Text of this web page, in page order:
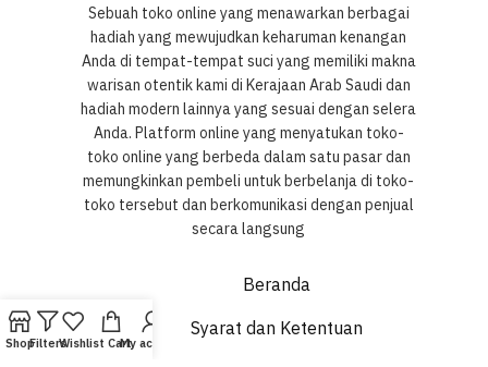
Sebuah toko online yang menawarkan berbagai
hadiah yang mewujudkan keharuman kenangan
Anda di tempat-tempat suci yang memiliki makna
warisan otentik kami di Kerajaan Arab Saudi dan
hadiah modern lainnya yang sesuai dengan selera
Anda. Platform online yang menyatukan toko-
toko online yang berbeda dalam satu pasar dan
memungkinkan pembeli untuk berbelanja di toko-
toko tersebut dan berkomunikasi dengan penjual
secara langsung
Beranda
Syarat dan Ketentuan
ShopFiltersWishlist CartMy account